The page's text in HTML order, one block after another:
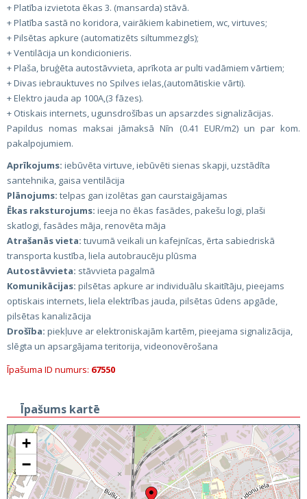
+ Platība izvietota ēkas 3. (mansarda) stāvā.
+ Platība sastā no koridora, vairākiem kabinetiem, wc, virtuves;
+ Pilsētas apkure (automatizēts siltummezgls);
+ Ventilācija un kondicionieris.
+ Plaša, bruģēta autostāvvieta, aprīkota ar pulti vadāmiem vārtiem;
+ Divas iebrauktuves no Spilves ielas,(automātiskie vārti).
+ Elektro jauda ap 100A,(3 fāzes).
+ Otiskais internets, ugunsdrošības un apsarzdes signalizācijas.
Papildus nomas maksai jāmaksā Nīn (0.41 EUR/m2) un par kom.
pakalpojumiem.
Aprīkojums: iebūvēta virtuve, iebūvēti sienas skapji, uzstādīta
santehnika, gaisa ventilācija
Plānojums: telpas gan izolētas gan caurstaigājamas
Ēkas raksturojums: ieeja no ēkas fasādes, pakešu logi, plaši
skatlogi, fasādes māja, renovēta māja
Atrašanās vieta: tuvumā veikali un kafejnīcas, ērta sabiedriskā
transporta kustība, liela autobraucēju plūsma
Autostāvvieta: stāvvieta pagalmā
Komunikācijas: pilsētas apkure ar individuālu skaitītāju, pieejams
optiskais internets, liela elektrības jauda, pilsētas ūdens apgāde,
pilsētas kanalizācija
Drošība: piekļuve ar elektroniskajām kartēm, pieejama signalizācija,
slēgta un apsargājama teritorija, videonovērošana
Īpašuma ID numurs: 67550
Īpašums kartē
+
−